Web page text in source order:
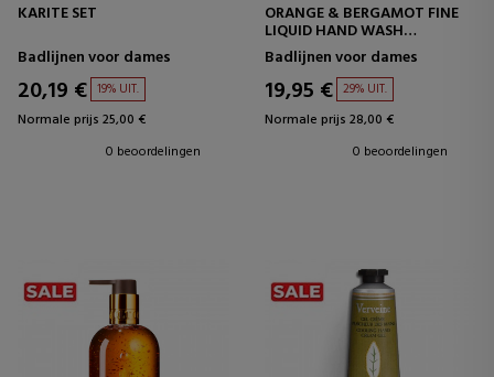
KARITE SET
Badlijnen voor dames
20,19 € 19% UIT.
Normale prijs 25,00 €
0 beoordelingen
ORANGE & BERGAMOT FINE
LIQUID HAND WASH
HANDZEEP
Badlijnen voor dames
19,95 € 29% UIT.
Normale prijs 28,00 €
0 beoordelingen